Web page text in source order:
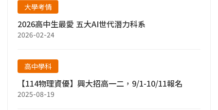
大學考情
2026高中生最愛 五大AI世代潛力科系
2026-02-24
高中學科
【114物理資優】興大招高一二，9/1-10/11報名
2025-08-19